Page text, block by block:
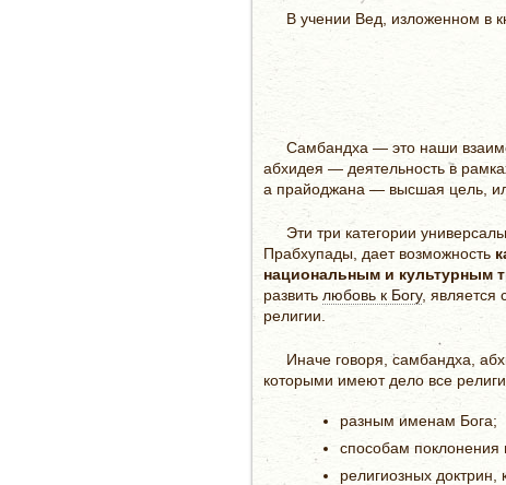
В учении Вед, изложенном в
Самбандха — это наши
абхидея — деятельность в
а прайоджана — высшая цель,
Эти три категории
Прабхупады, дает возможность
национальным и культурным
развить любовь к Богу, является
религии.
Иначе говоря, самбандха,
которыми имеют дело все
разным именам Бога;
способам поклонения
религиозных доктрин,